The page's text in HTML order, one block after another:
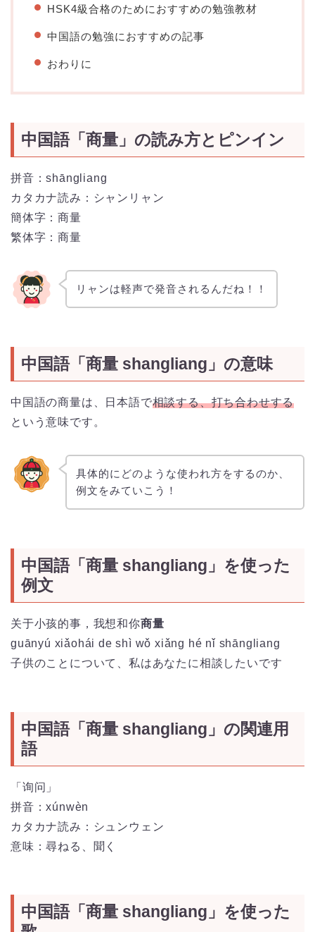
HSK4級合格のためにおすすめの勉強教材
中国語の勉強におすすめの記事
おわりに
中国語「商量」の読み方とピンイン
拼音：shāngliang
カタカナ読み：シャンリャン
簡体字：商量
繁体字：商量
リャンは軽声で発音されるんだね！！
中国語「商量 shangliang」の意味
中国語の商量は、日本語で相談する、打ち合わせする
という意味です。
具体的にどのような使われ方をするのか、
例文をみていこう！
中国語「商量 shangliang」を使った
例文
关于小孩的事，我想和你商量
guānyú xiǎoháideshì wǒxiǎng hé nǐ shāng liang
子供のことについて、私はあなたに相談したいです
中国語「商量 shangliang」の関連用
語
「询问」
拼音：xúnwèn
カタカナ読み：シュンウェン
意味：尋ねる、聞く
中国語「商量 shangliang」を使った